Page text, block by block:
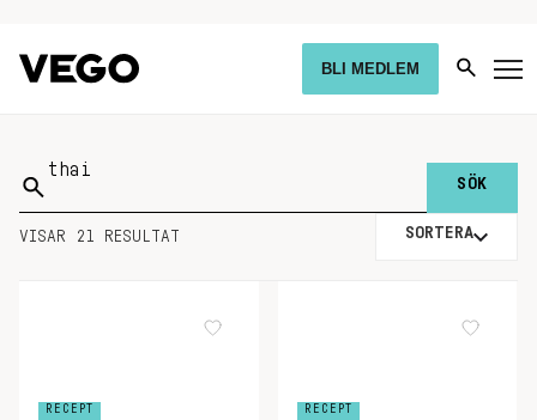
BLI MEDLEM
Sök
på:
VISAR 21 RESULTAT SORTERA
RECEPT RECEPT